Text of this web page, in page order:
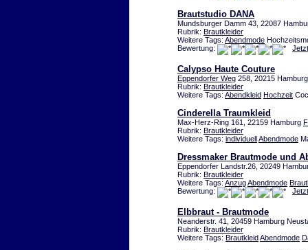
Brautstudio DANA
Mundsburger Damm 43, 22087
Rubrik: Brautkleider
Weitere Tags: Abendmode
Bewertung:
Calypso Haute Couture
Eppendorfer Weg 258, 20215
Rubrik: Brautkleider
Weitere Tags: Abendkleid Hochzeit
Cinderella Traumkleid
Max-Herz-Ring 161, 22159 Hamburg
Rubrik: Brautkleider
Weitere Tags: individuellAbendmode
Dressmaker Brautmode und
Eppendorfer Landstr.26, 20249
Rubrik: Brautkleider
Weitere Tags: AnzugAbendmode
Bewertung:
Elbbraut - Brautmode
Neanderstr. 41, 20459 Hamburg
Rubrik: Brautkleider
Weitere Tags: BrautkleidAbendmode